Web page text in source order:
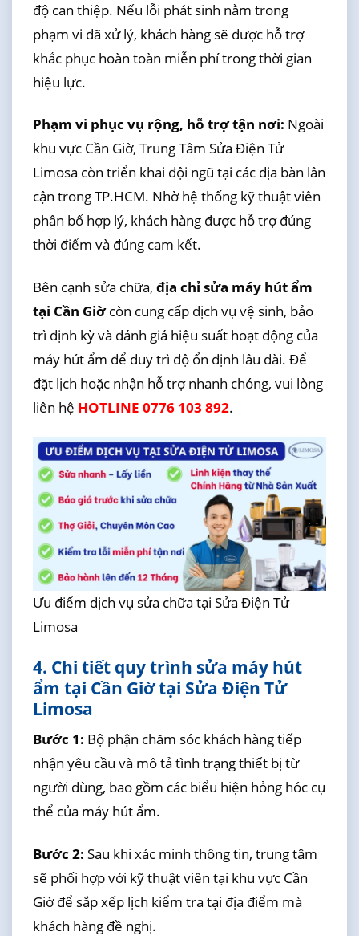
độ can thiệp. Nếu lỗi phát sinh nằm trong
phạm vi đã xử lý, khách hàng sẽ được hỗ trợ
khắc phục hoàn toàn miễn phí trong thời gian
hiệu lực.
Phạm vi phục vụ rộng, hỗ trợ tận nơi: Ngoài
khu vực Cần Giờ, Trung Tâm Sửa Điện Tử
Limosa còn triển khai đội ngũ tại các địa bàn lân
cận trong TP.HCM. Nhờ hệ thống kỹ thuật viên
phân bổ hợp lý, khách hàng được hỗ trợ đúng
thời điểm và đúng cam kết.
Bên cạnh sửa chữa, địa chỉ sửa máy hút ẩm
tại Cần Giờcòn cung cấp dịch vụ vệ sinh, bảo
trì định kỳ và đánh giá hiệu suất hoạt động của
máy hút ẩm để duy trì độ ổn định lâu dài. Để
đặt lịch hoặc nhận hỗ trợ nhanh chóng, vui lòng
liên hệ HOTLINE 0776 103 892.
Ưu điểm dịch vụ sửa chữa tại Sửa Điện Tử
Limosa
4. Chi tiết quy trình sửa máy hút
ẩm tại Cần Giờ tại Sửa Điện Tử
Limosa
Bước 1: Bộ phận chăm sóc khách hàng tiếp
nhận yêu cầu và mô tả tình trạng thiết bị từ
người dùng, bao gồm các biểu hiện hỏng hóc cụ
thể của máy hút ẩm.
Bước 2: Sau khi xác minh thông tin, trung tâm
sẽ phối hợp với kỹ thuật viên tại khu vực Cần
Giờ để sắp xếp lịch kiểm tra tại địa điểm mà
khách hàng đề nghị.